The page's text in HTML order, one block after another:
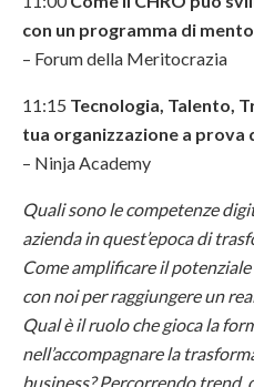
con un programma di
– Forum della Meritocrazia
11:15 Tecnologia, Talento,
tua organizzazione a prova
– Ninja Academy
Quali sono le competenze
azienda in quest’epoca di
Come amplificare il
con noi per raggiungere un
Qual è il ruolo che gioca la
nell’accompagnare la
business? Percorrendo trend,